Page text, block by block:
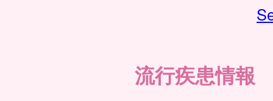
流行疾患情報